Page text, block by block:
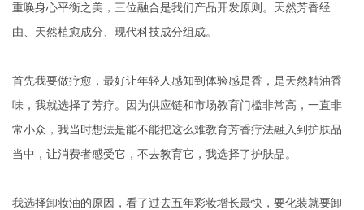
重唤身心平衡之美，三位融合是我们产品开发原则。天然芳香经
由、天然植愈成分、现代科技成分组成。
首先我要做疗愈，最好让年轻人感知到体验感是香，是天然精油香
味，我就选择了芳疗。因为供应链和市场教育门槛非常高，一直非
常小众，我当时想法是能不能把这么难教育芳香疗法融入到护肤品
当中，让消费者感受它，不去教育它，我选择了护肤品。
我选择卸妆油的原因，看了过去五年彩妆增长最快，要化装就要卸